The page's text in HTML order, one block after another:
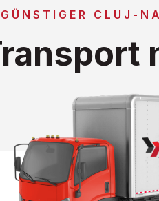
GÜNSTIGER CLUJ-